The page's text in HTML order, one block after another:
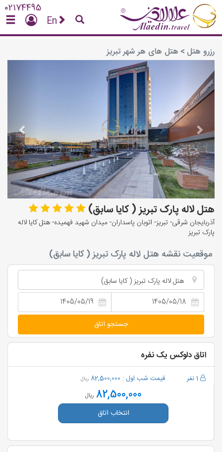
02174495
En
رزرو هتل > هتل های هر شهر تبریز
هتل لاله پارک تبریز ( کایا سابق)
آذربايجان شرقی- تبریز- اتوبان پاسداران- میدان شهید فهمیده- هتل کایا لاله
پارک تبریز
موقعیت نقشه هتل لاله پارک تبریز ( کایا سابق)
هتل لاله پارک تبریز ( کایا سابق)
جستجو اتاق
اتاق دلوکس یک نفره
1 نفر قیمت شب اول : 82,500,000 ریال
82,500,000 ریال
انتخاب اتاق